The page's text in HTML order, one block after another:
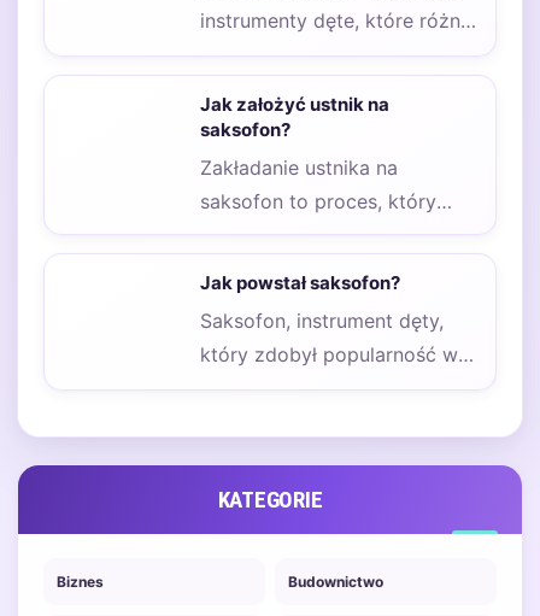
instrumenty dęte, które różnią
się zarówno konstrukcją, jak
Jak założyć ustnik na
saksofon?
Zakładanie ustnika na
saksofon to proces, który
wymaga nie tylko precyzji, ale
także zrozumienia budowy…
Jak powstał saksofon?
Saksofon, instrument dęty,
który zdobył popularność w
wielu gatunkach muzycznych,
KATEGORIE
Biznes Budownictwo